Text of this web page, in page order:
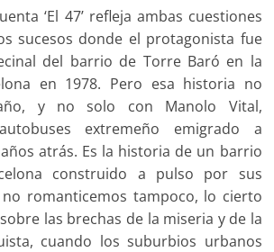
‘El 47’ refleja ambas cuestiones
sucesos donde el protagonista fue
del barrio de Torre Baró en la
en 1978. Pero esa historia no
y no solo con Manolo Vital,
extremeño emigrado a
atrás. Es la historia de un barrio
construido a pulso por sus
romanticemos tampoco, lo cierto
las brechas de la miseria y de la
cuando los suburbios urbanos